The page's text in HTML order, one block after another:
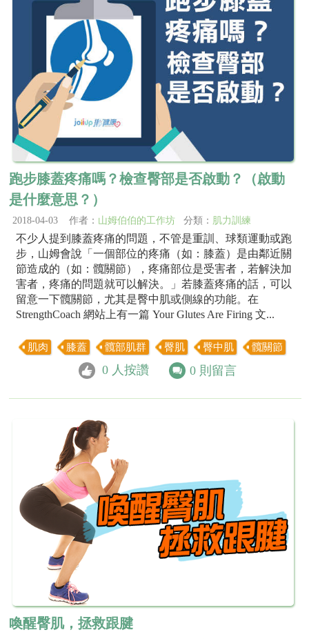
跑步膝蓋疼痛嗎？檢查臀部是否啟動？（啟動
是什麼意思？）
2018-04-03 作者： 山姆伯伯的工作坊 分類： 肌力訓練
不少人提到膝蓋疼痛的問題，不管是重訓、球類運動或跑
步，山姆會說「一個部位的疼痛（如：膝蓋）是由鄰近關
節造成的（如：髖關節），疼痛部位是受害者，若解決加
害者，疼痛的問題就可以解決。」若膝蓋疼痛的話，可以
留意一下髖關節，尤其是臀中肌或側線的功能。在
StrengthCoach 網站上有一篇 Your Glutes Are Firing 文...
肌肉 膝蓋 髖部肌群 臀肌 臀中肌 髖關節
0 人按讚 0 則留言
喚醒臀肌，拯救跟腱